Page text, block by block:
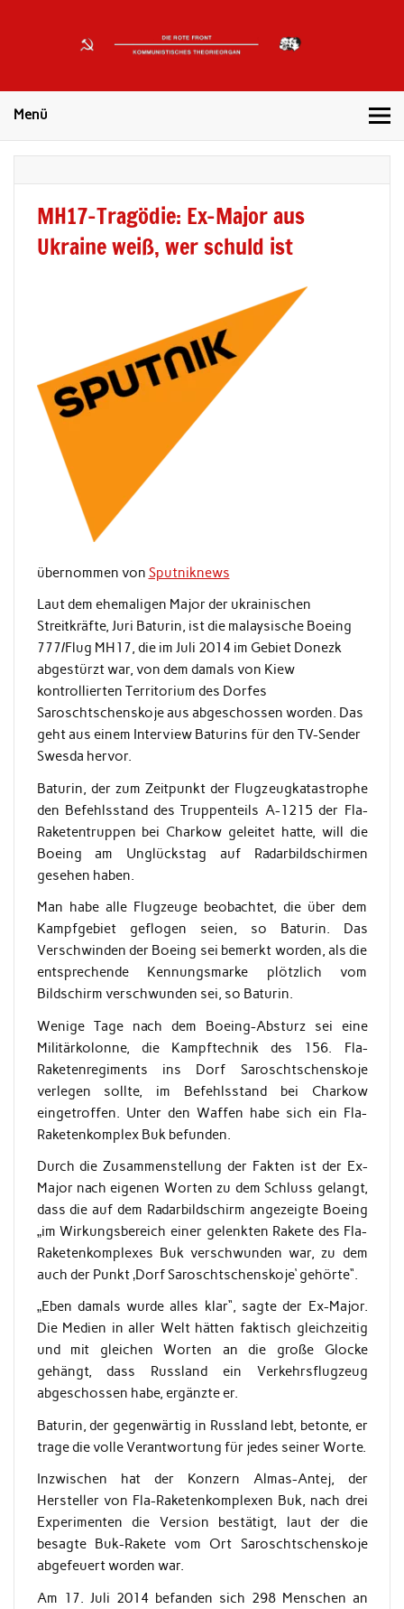
FRONT
Menü
MH17-Tragödie: Ex-Major aus
Ukraine weiß, wer schuld ist
übernommen von Sputniknews
Laut dem ehemaligen Major der ukrainischen
Streitkräfte, Juri Baturin, ist die malaysische Boeing
777/Flug MH17, die im Juli 2014 im Gebiet Donezk
abgestürzt war, von dem damals von Kiew
kontrollierten Territorium des Dorfes
Saroschtschenskoje aus abgeschossen worden. Das
geht aus einem Interview Baturins für den TV-Sender
Swesda hervor.
Baturin, der zum Zeitpunkt der Flugzeugkatastrophe
den Befehlsstand des Truppenteils A-1215 der Fla-
Raketentruppen bei Charkow geleitet hatte, will die
Boeing am Unglückstag auf Radarbildschirmen
gesehen haben.
Man habe alle Flugzeuge beobachtet, die über dem
Kampfgebiet geflogen seien, so Baturin. Das
Verschwinden der Boeing sei bemerkt worden, als die
entsprechende Kennungsmarke plötzlich vom
Bildschirm verschwunden sei, so Baturin.
Wenige Tage nach dem Boeing-Absturz sei eine
Militärkolonne, die Kampftechnik des 156. Fla-
Raketenregiments ins Dorf Saroschtschenskoje
verlegen sollte, im Befehlsstand bei Charkow
eingetroffen. Unter den Waffen habe sich ein Fla-
Raketenkomplex Buk befunden.
Durch die Zusammenstellung der Fakten ist der Ex-
Major nach eigenen Worten zu dem Schluss gelangt,
dass die auf dem Radarbildschirm angezeigte Boeing
„im Wirkungsbereich einer gelenkten Rakete des Fla-
Raketenkomplexes Buk verschwunden war, zu dem
auch der Punkt ‚Dorf Saroschtschenskoje‘ gehörte“.
„Eben damals wurde alles klar“, sagte der Ex-Major.
Die Medien in aller Welt hätten faktisch gleichzeitig
und mit gleichen Worten an die große Glocke
gehängt, dass Russland ein Verkehrsflugzeug
abgeschossen habe, ergänzte er.
Baturin, der gegenwärtig in Russland lebt, betonte, er
trage die volle Verantwortung für jedes seiner Worte.
Inzwischen hat der Konzern Almas-Antej, der
Hersteller von Fla-Raketenkomplexen Buk, nach drei
Experimenten die Version bestätigt, laut der die
besagte Buk-Rakete vom Ort Saroschtschenskoje
abgefeuert worden war.
Am 17. Juli 2014 befanden sich 298 Menschen an